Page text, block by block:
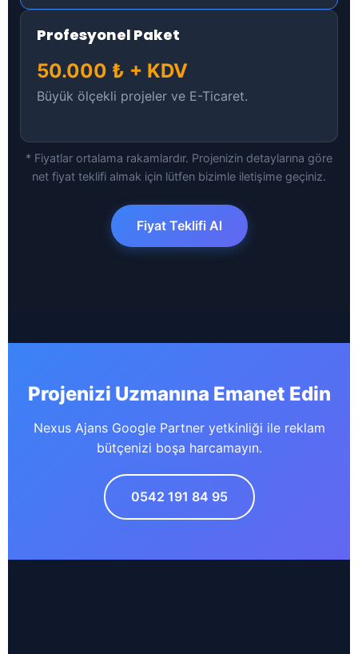
Profesyonel Paket
50.000 ₺ + KDV
Büyük ölçekli projeler ve E-Ticaret.
* Fiyatlar ortalama rakamlardır. Projenizin detaylarına göre
net fiyat teklifi almak için lütfen bizimle iletişime geçiniz.
Fiyat Teklifi Al
Projenizi Uzmanına Emanet Edin
Nexus Ajans Google Partner yetkinliği ile reklam
bütçenizi boşa harcamayın.
0542 191 84 95